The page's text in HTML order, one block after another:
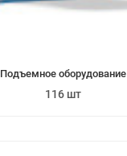
Подъемное оборудование
116 шт